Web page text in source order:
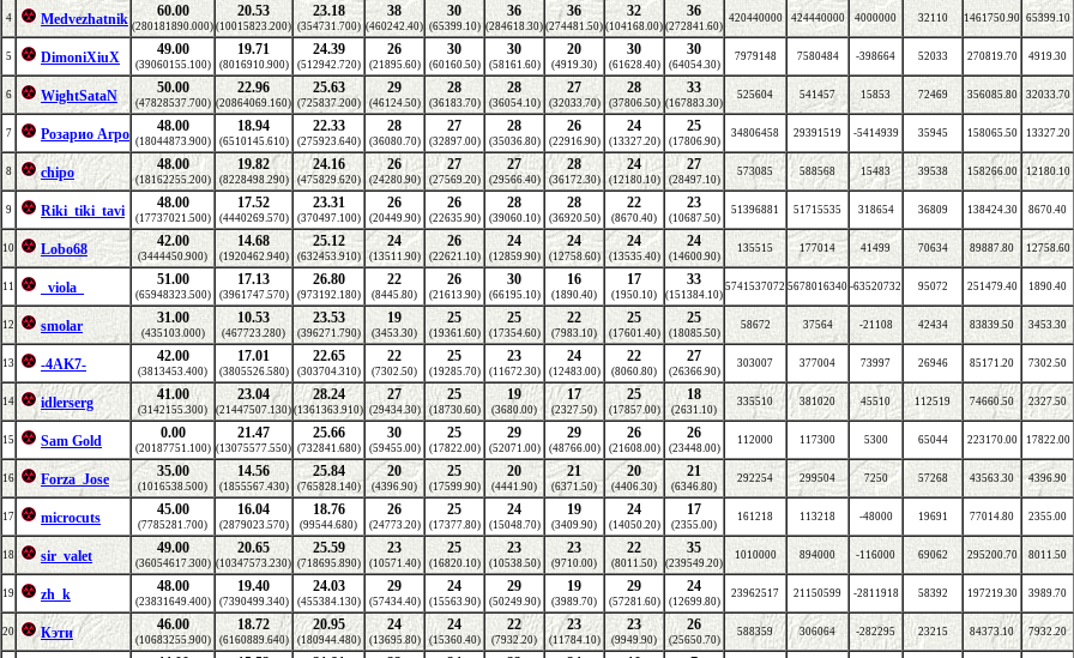
4 Medvezhatnik 60.00
(280181890.000)
20.53
(10015823.200)
23.18
(354731.700)
38
(460242.40)
30
(65399.10)
36
(284618.30)
36
(274481.50)
32
(104168.00)
36
(272841.60)
420440000 424440000 4000000 32110 1461750.90 65399.10
5 DimoniXiuX 49.00
(39060155.100)
19.71
(8016910.900)
24.39
(512942.720)
26
(21895.60)
30
(60160.50)
30
(58161.60)
20
(4919.30)
30
(61628.40)
30
(64054.30)
7979148 7580484 -398664 52033 270819.70 4919.30
6 WightSataN 50.00
(47828537.700)
22.96
(20864069.160)
25.63
(725837.200)
29
(46124.50)
28
(36183.70)
28
(36054.10)
27
(32033.70)
28
(37806.50)
33
(167883.30)
525604 541457 15853 72469 356085.80 32033.70
7 Розарио Агро 48.00
(18044873.900)
18.94
(6510145.610)
22.33
(275923.640)
28
(36080.70)
27
(32897.00)
28
(35036.80)
26
(22916.90)
24
(13327.20)
25
(17806.90)
34806458 29391519 -5414939 35945 158065.50 13327.20
8 chipo 48.00
(18162255.200)
19.82
(8228498.290)
24.16
(475829.620)
26
(24280.90)
27
(27569.20)
27
(29566.40)
28
(36172.30)
24
(12180.10)
27
(28497.10)
573085 588568 15483 39538 158266.00 12180.10
9 Riki_tiki_tavi 48.00
(17737021.500)
17.52
(4440269.570)
23.31
(370497.100)
26
(20449.90)
26
(22635.90)
28
(39060.10)
28
(36920.50)
22
(8670.40)
23
(10687.50)
51396881 51715535 318654 36809 138424.30 8670.40
10 Lobo68 42.00
(3444450.900)
14.68
(1920462.940)
25.12
(632453.910)
24
(13511.90)
26
(22621.10)
24
(12859.90)
24
(12758.60)
24
(13535.40)
24
(14600.90)
135515 177014 41499 70634 89887.80 12758.60
11 _viola_ 51.00
(65948323.500)
17.13
(3961747.570)
26.80
(973192.180)
22
(8445.80)
26
(21613.90)
30
(66195.10)
16
(1890.40)
17
(1950.10)
33
(151384.10)
5741537072 5678016340 -63520732 95072 251479.40 1890.40
12 smolar 31.00
(435103.000)
10.53
(467723.280)
23.53
(396271.790)
19
(3453.30)
25
(19361.60)
25
(17354.60)
22
(7983.10)
25
(17601.40)
25
(18085.50)
58672 37564 -21108 42434 83839.50 3453.30
13 -4AK7- 42.00
(3813453.400)
17.01
(3805526.580)
22.65
(303704.310)
22
(7302.50)
25
(19285.70)
23
(11672.30)
24
(12483.00)
22
(8060.80)
27
(26366.90)
303007 377004 73997 26946 85171.20 7302.50
14 idlerserg 41.00
(3142155.300)
23.04
(21447507.130)
28.24
(1361363.910)
27
(29434.30)
25
(18730.60)
19
(3680.00)
17
(2327.50)
25
(17857.00)
18
(2631.10)
335510 381020 45510 112519 74660.50 2327.50
15 Sam Gold 0.00
(20187751.100)
21.47
(13075577.550)
25.66
(732841.680)
30
(59455.00)
25
(17822.00)
29
(52071.00)
29
(48766.00)
26
(21608.00)
26
(23448.00)
112000 117300 5300 65044 223170.00 17822.00
16 Forza_Jose 35.00
(1016538.500)
14.56
(1855567.430)
25.84
(765828.140)
20
(4396.90)
25
(17599.90)
20
(4441.90)
21
(6371.50)
20
(4406.30)
21
(6346.80)
292254 299504 7250 57268 43563.30 4396.90
17 microcuts 45.00
(7785281.700)
16.04
(2879023.570)
18.76
(99544.680)
26
(24773.20)
25
(17377.80)
24
(15048.70)
19
(3409.90)
24
(14050.20)
17
(2355.00)
161218 113218 -48000 19691 77014.80 2355.00
18 sir_valet 49.00
(36054617.300)
20.65
(10347573.230)
25.59
(718695.890)
23
(10571.40)
25
(16820.10)
23
(10538.50)
23
(9710.00)
22
(8011.50)
35
(239549.20)
1010000 894000 -116000 69062 295200.70 8011.50
19 zh_k 48.00
(23831649.400)
19.40
(7390499.340)
24.03
(455384.130)
29
(57434.40)
24
(15563.90)
29
(50249.90)
19
(3989.70)
29
(57281.60)
24
(12699.80)
23962517 21150599 -2811918 58392 197219.30 3989.70
20 Кэти 46.00
(10683255.900)
18.72
(6160889.640)
20.95
(180944.480)
24
(13695.80)
24
(15360.40)
22
(7932.20)
23
(11784.10)
23
(9949.90)
26
(25650.70)
588359 306064 -282295 23215 84373.10 7932.20